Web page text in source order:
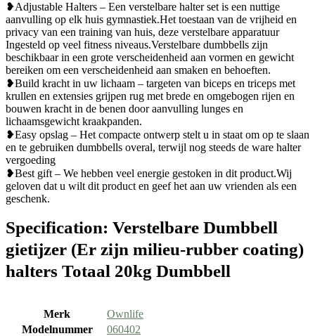
❥Adjustable Halters – Een verstelbare halter set is een nuttige
aanvulling op elk huis gymnastiek.Het toestaan ​​van de vrijheid en
privacy van een training van huis, deze verstelbare apparatuur
Ingesteld op veel fitness niveaus.Verstelbare dumbbells zijn
beschikbaar in een grote verscheidenheid aan vormen en gewicht
bereiken om een ​​verscheidenheid aan smaken en behoeften.
❥Build kracht in uw lichaam – targeten van biceps en triceps met
krullen en extensies grijpen rug met brede en omgebogen rijen en
bouwen kracht in de benen door aanvulling lunges en
lichaamsgewicht kraakpanden.
❥Easy opslag – Het compacte ontwerp stelt u in staat om op te slaan
en te gebruiken dumbbells overal, terwijl nog steeds de ware halter
vergoeding
❥Best gift – We hebben veel energie gestoken in dit product.Wij
geloven dat u wilt dit product en geef het aan uw vrienden als een
geschenk.
Specification: Verstelbare Dumbbell
gietijzer (Er zijn milieu-rubber coating)
halters Totaal 20kg Dumbbell
Merk
‎Ownlife
Modelnummer
‎060402